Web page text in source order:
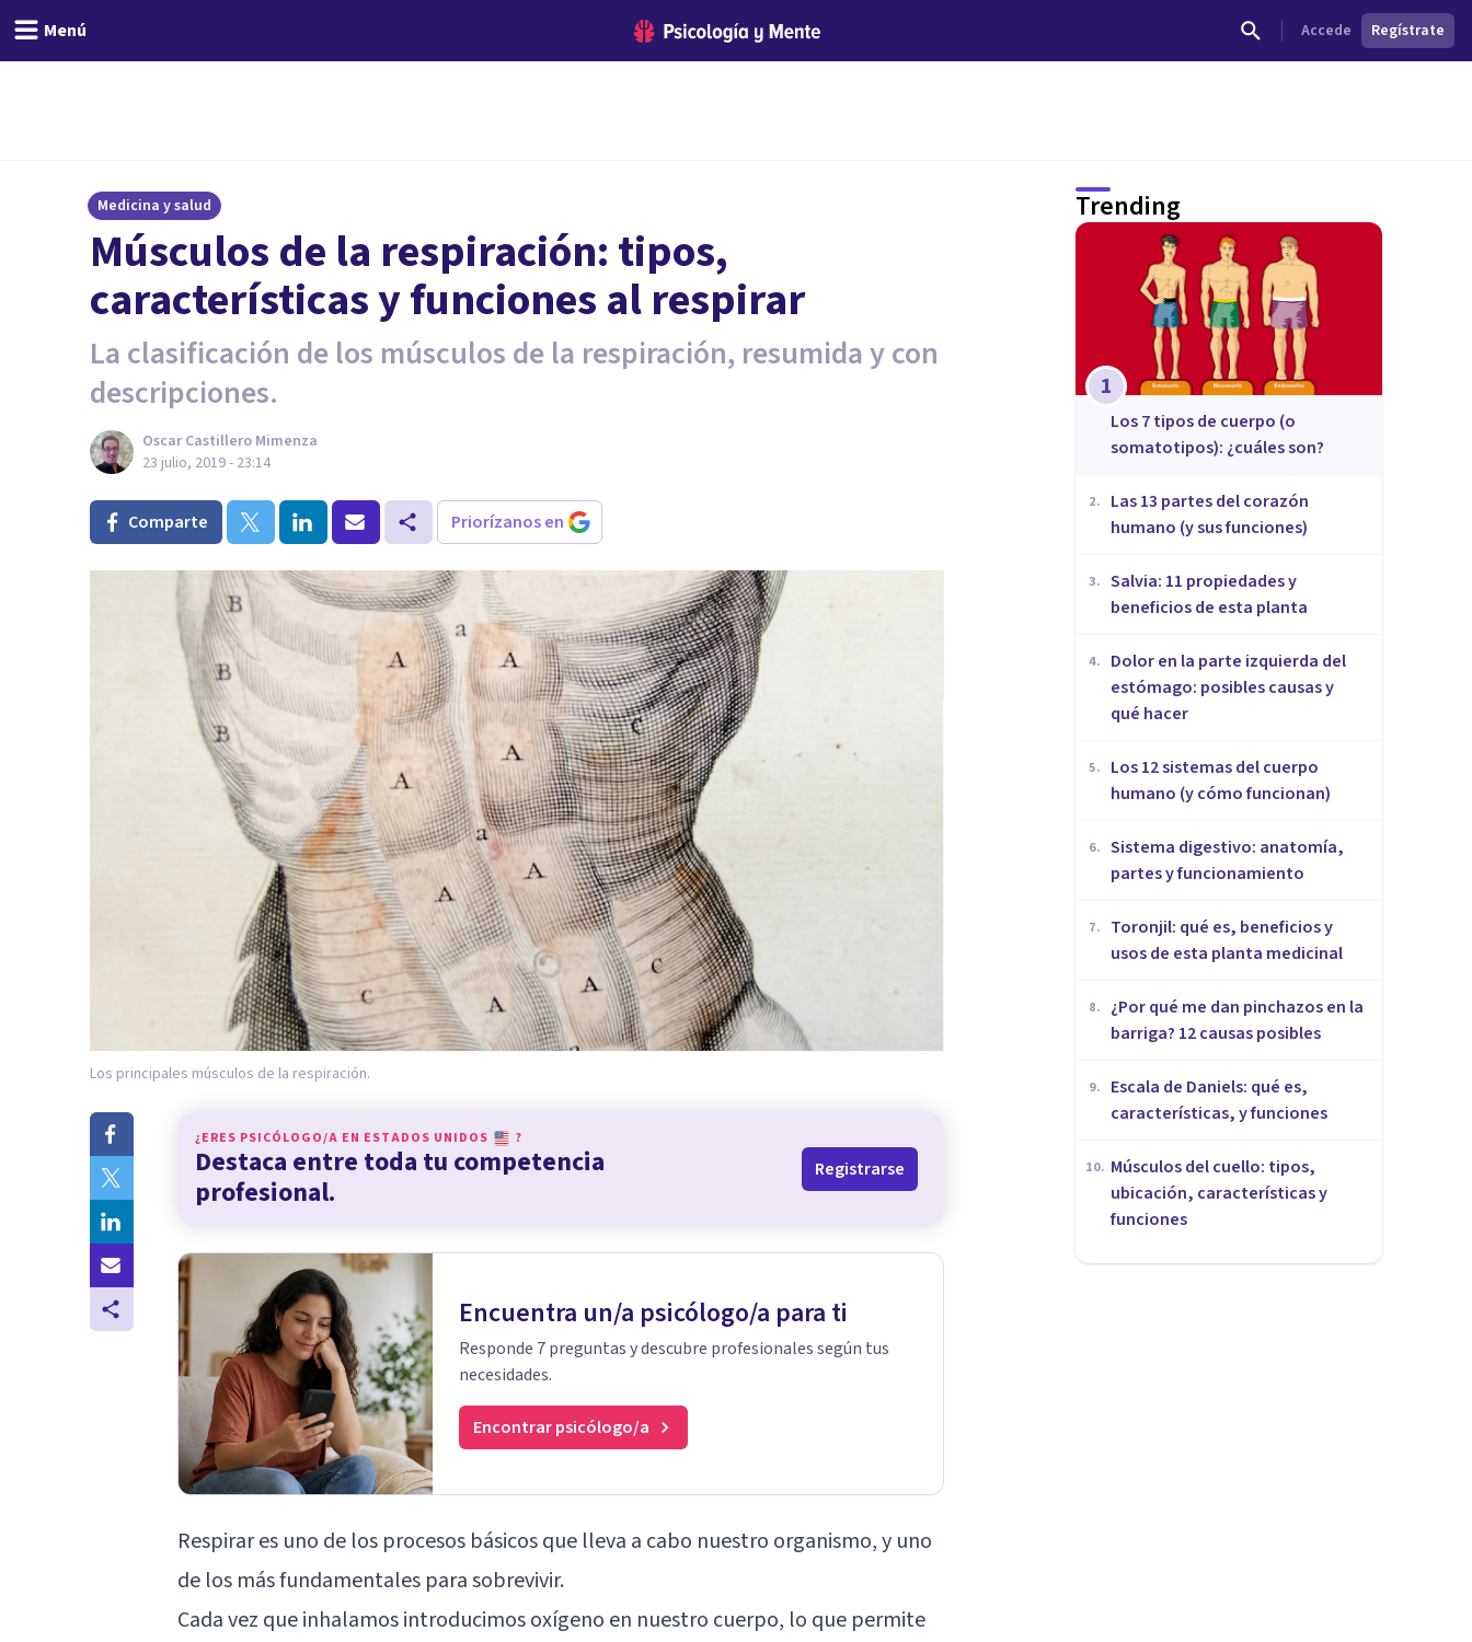
Menú Accede Regístrate
Medicina y salud
Músculos de la respiración: tipos,
características y funciones al respirar
La clasificación de los músculos de la respiración, resumida y con
descripciones.
Oscar Castillero Mimenza
23 julio, 2019 - 23:14
Comparte Priorízanos en
Los principales músculos de la respiración.
¿ERES PSICÓLOGO/A EN ESTADOS UNIDOS ?
Destaca entre toda tu competencia
profesional.
Registrarse
Encuentra un/a psicólogo/a para ti
Responde 7 preguntas y descubre profesionales según tus
necesidades.
Encontrar psicólogo/a
Respirar es uno de los procesos básicos que lleva a cabo nuestro organismo, y uno
de los más fundamentales para sobrevivir.
Cada vez que inhalamos introducimos oxígeno en nuestro cuerpo, lo que permite
Trending
1
​Los 7 tipos de cuerpo (o
somatotipos): ¿cuáles son?
2.
Las 13 partes del corazón
humano (y sus funciones)
3. Salvia: 11 propiedades y
beneficios de esta planta
4.
Dolor en la parte izquierda del
estómago: posibles causas y
qué hacer
5.
Los 12 sistemas del cuerpo
humano (y cómo funcionan)
6. Sistema digestivo: anatomía,
partes y funcionamiento
7.
Toronjil: qué es, beneficios y
usos de esta planta medicinal
8.
¿Por qué me dan pinchazos en la
barriga? 12 causas posibles
9.
Escala de Daniels: qué es,
características, y funciones
10. Músculos del cuello: tipos,
ubicación, características y
funciones